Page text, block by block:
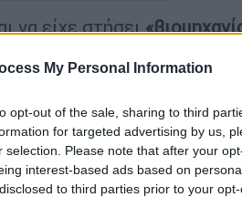
My Personal Information
opt-out of the sale, sharing to third
for targeted advertising by us,
selection. Please note that after your
interest-based ads based on
to third parties prior to your
να είχε στήσει
έρευνα στηνΚρήτη.
παράνομο οικονομικό
από τονΟΠΕΚΕΠΕ
το ποσό θα αυξηθεί
του 2025.